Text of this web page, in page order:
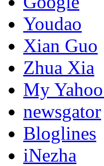
Youdao
Xian Guo
Zhua Xia
My
newsgator
Bloglines
iNezha